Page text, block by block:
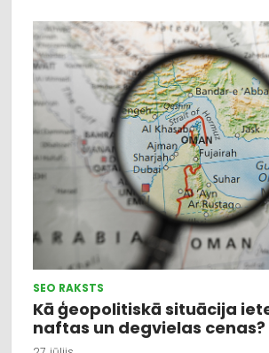
SEO RAKSTS
Kā ģeopolitiskā situācija
naftas un degvielas cenas?